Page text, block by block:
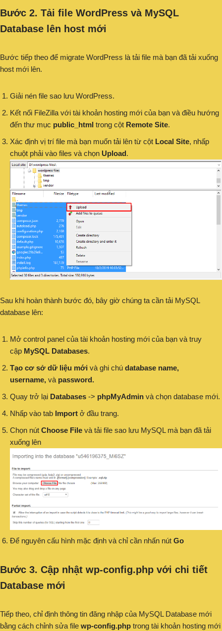
Bước 2. Tải file WordPress và MySQL
Database lên host mới
Bước tiếp theo để migrate WordPress là tải file mà bạn đã tải xuống
host mới lên.
Giải nén file sao lưu WordPress.
Kết nối FileZilla với tài khoản hosting mới của bạn và điều hướng
đến thư mục public_html trong cột Remote Site.
Xác định vị trí file mà bạn muốn tải lên từ cột Local Site, nhấp
chuột phải vào files và chọn Upload.
Sau khi hoàn thành bước đó, bây giờ chúng ta cần tải MySQL
database lên:
Mở control panel của tài khoản hosting mới của bạn và truy
cập MySQL Databases.
Tạo cơ sở dữ liệu mới và ghi chú database name,
username, và password.
Quay trở lại Databases -> phpMyAdmin và chọn database mới.
Nhấp vào tab Import ở đầu trang.
Chọn nút Choose File và tải file sao lưu MySQL mà bạn đã tải
xuống lên
Để nguyên cấu hình mặc định và chỉ cần nhấn nút Go
Bước 3. Cập nhật wp-config.php với chi tiết
Database mới
Tiếp theo, chỉ định thông tin đăng nhập của MySQL Database mới
bằng cách chỉnh sửa file wp-config.php trong tài khoản hosting mới